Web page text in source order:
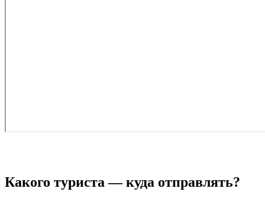
Какого туриста — куда отправлять?